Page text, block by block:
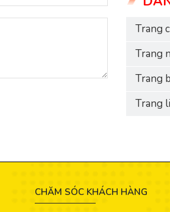
Trang
Trang
Trang
Trang
CHĂM SÓC KHÁCH HÀNG